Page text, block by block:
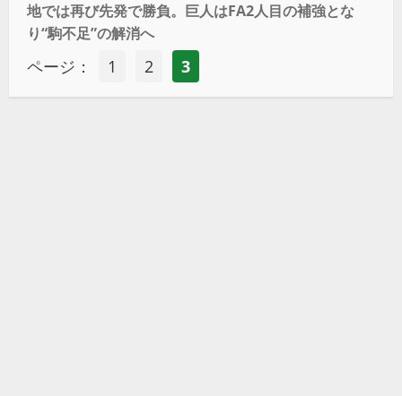
地では再び先発で勝負。巨人はFA2人目の補強とな
り“駒不足”の解消へ
ページ： 1 2 3